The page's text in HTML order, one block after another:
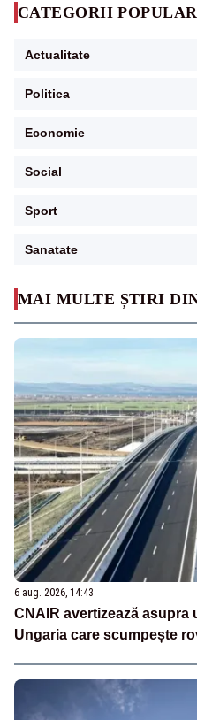
MAI MULTE ȘTIRI
6 aug. 2026, 14:43
CNAIR avertizează
Ungaria care scumpește
CATEGORII
Actualitate
Politica
Economie
Social
Sport
Sanatate